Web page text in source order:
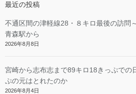
最近の投稿
不通区間の津軽線28・８キロ最後の訪問
青森駅から
2026年8月8日
宮崎から志布志まで89キロ18きっぷでの
ぷの元はとれたのか
2026年8月4日